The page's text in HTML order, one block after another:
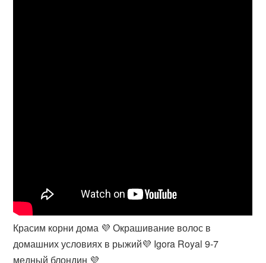
Красим корни дома 💜 Окрашивание волос в
домашних условиях в рыжий💜 Igora Royal 9-7
медный блондин 💜